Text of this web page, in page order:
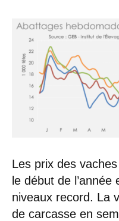
Les prix des
le début de
niveaux record. La
de carcasse en